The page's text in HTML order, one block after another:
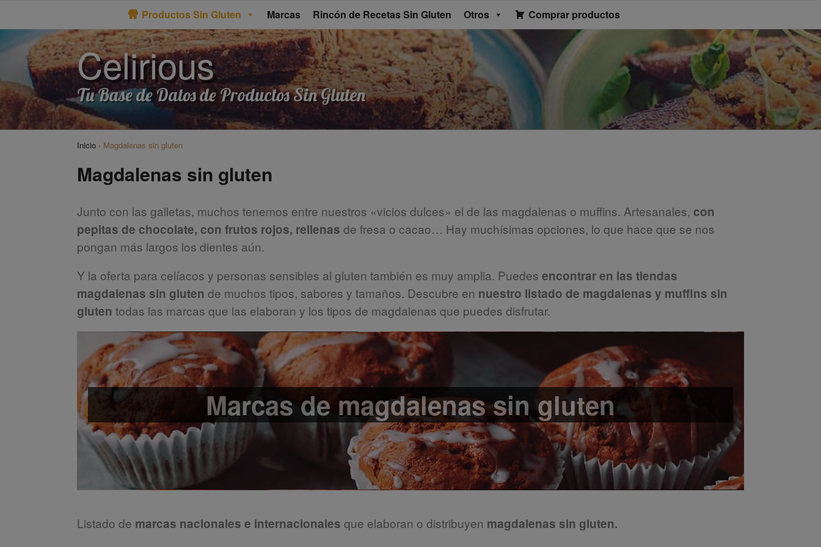
contenido
Productos Sin Gluten Marcas Rincón de Recetas Sin Gluten Otros Comprar productos
Celirious
Tu Base de Datos de Productos Sin Gluten
Inicio › Magdalenas sin gluten
Magdalenas sin gluten
Junto con las galletas, muchos tenemos entre nuestros «vicios dulces» el de las magdalenas o muffins. Artesanales, con
pepitas de chocolate, con frutos rojos, rellenas de fresa o cacao… Hay muchísimas opciones, lo que hace que se nos
pongan más largos los dientes aún.
Y la oferta para celíacos y personas sensibles al gluten también es muy amplia. Puedes encontrar en las tiendas
magdalenas sin gluten de muchos tipos, sabores y tamaños. Descubre en nuestro listado de magdalenas y muffins sin
gluten todas las marcas que las elaboran y los tipos de magdalenas que puedes disfrutar.
Marcas de magdalenas sin gluten
Listado de marcas nacionales e internacionales que elaboran o distribuyen magdalenas sin gluten.